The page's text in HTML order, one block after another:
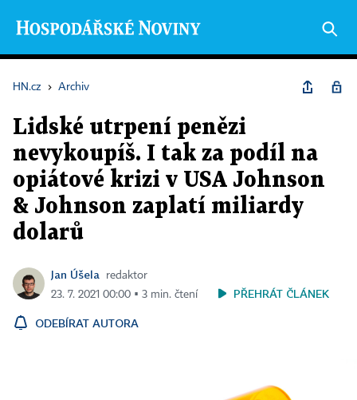
HN.cz › Archiv
Lidské utrpení penězi
nevykoupíš. I tak za podíl na
opiátové krizi v USA Johnson
& Johnson zaplatí miliardy
dolarů
Jan Úšela
redaktor
23. 7. 2021 00:00 ▪ 3 min. čtení
PŘEHRÁT ČLÁNEK
ODEBÍRAT AUTORA